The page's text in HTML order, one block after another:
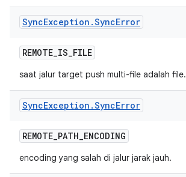
SyncException .SyncError
REMOTE_IS_FILE
saat jalur target push multi-file adalah file.
SyncException .SyncError
REMOTE_PATH_ENCODING
encoding yang salah di jalur jarak jauh.